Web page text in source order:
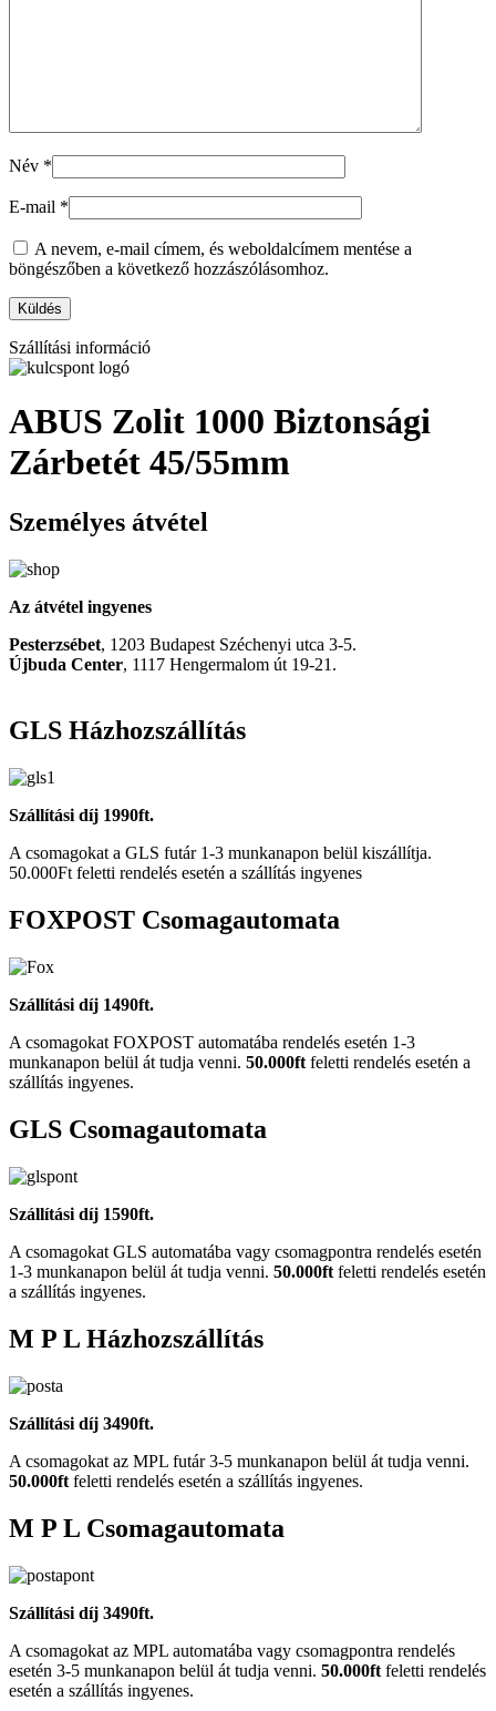
Név *
E-mail *
A nevem, e-mail címem, és weboldalcímem mentése a
böngészőben a következő hozzászólásomhoz.
Szállítási információ
ABUS Zolit 1000 Biztonsági
Zárbetét 45/55mm
Személyes átvétel
Az átvétel ingyenes
Pesterzsébet, 1203 Budapest Széchenyi utca 3-5.
Újbuda Center, 1117 Hengermalom út 19-21.
GLS Házhozszállítás
Szállítási díj 1990ft.
A csomagokat a GLS futár 1-3 munkanapon belül kiszállítja.
50.000Ft feletti rendelés esetén a szállítás ingyenes
FOXPOST Csomagautomata
Szállítási díj 1490ft.
A csomagokat FOXPOST automatába rendelés esetén 1-3
munkanapon belül át tudja venni. 50.000ft feletti rendelés esetén a
szállítás ingyenes.
GLS Csomagautomata
Szállítási díj 1590ft.
A csomagokat GLS automatába vagy csomagpontra rendelés esetén
1-3 munkanapon belül át tudja venni. 50.000ft feletti rendelés esetén
a szállítás ingyenes.
M P L Házhozszállítás
Szállítási díj 3490ft.
A csomagokat az MPL futár 3-5 munkanapon belül át tudja venni.
50.000ft feletti rendelés esetén a szállítás ingyenes.
M P L Csomagautomata
Szállítási díj 3490ft.
A csomagokat az MPL automatába vagy csomagpontra rendelés
esetén 3-5 munkanapon belül át tudja venni. 50.000ft feletti rendelés
esetén a szállítás ingyenes.